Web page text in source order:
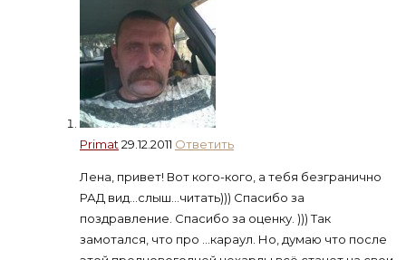
Primat 29.12.2011 Ответить
Лена, привет! Вот кого-кого, а тебя безгранично
РАД вид…слыш…читать))) Спасибо за
поздравление. Спасибо за оценку. ))) Так
замотался, что про …караул. Но, думаю что после